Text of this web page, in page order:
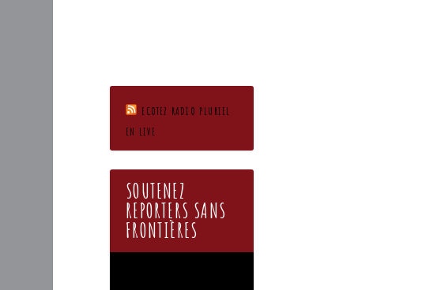
ECOTEZ RADIO PLURIEL
EN LIVE
SOUTENEZ
REPORTERS SANS
FRONTIÈRES